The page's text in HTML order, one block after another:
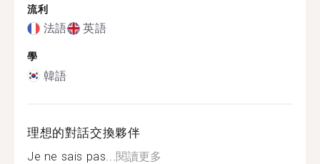
流利
法語 英語
學
韓語
理想的對話交換夥伴
Je ne sais pas... 閱讀更多